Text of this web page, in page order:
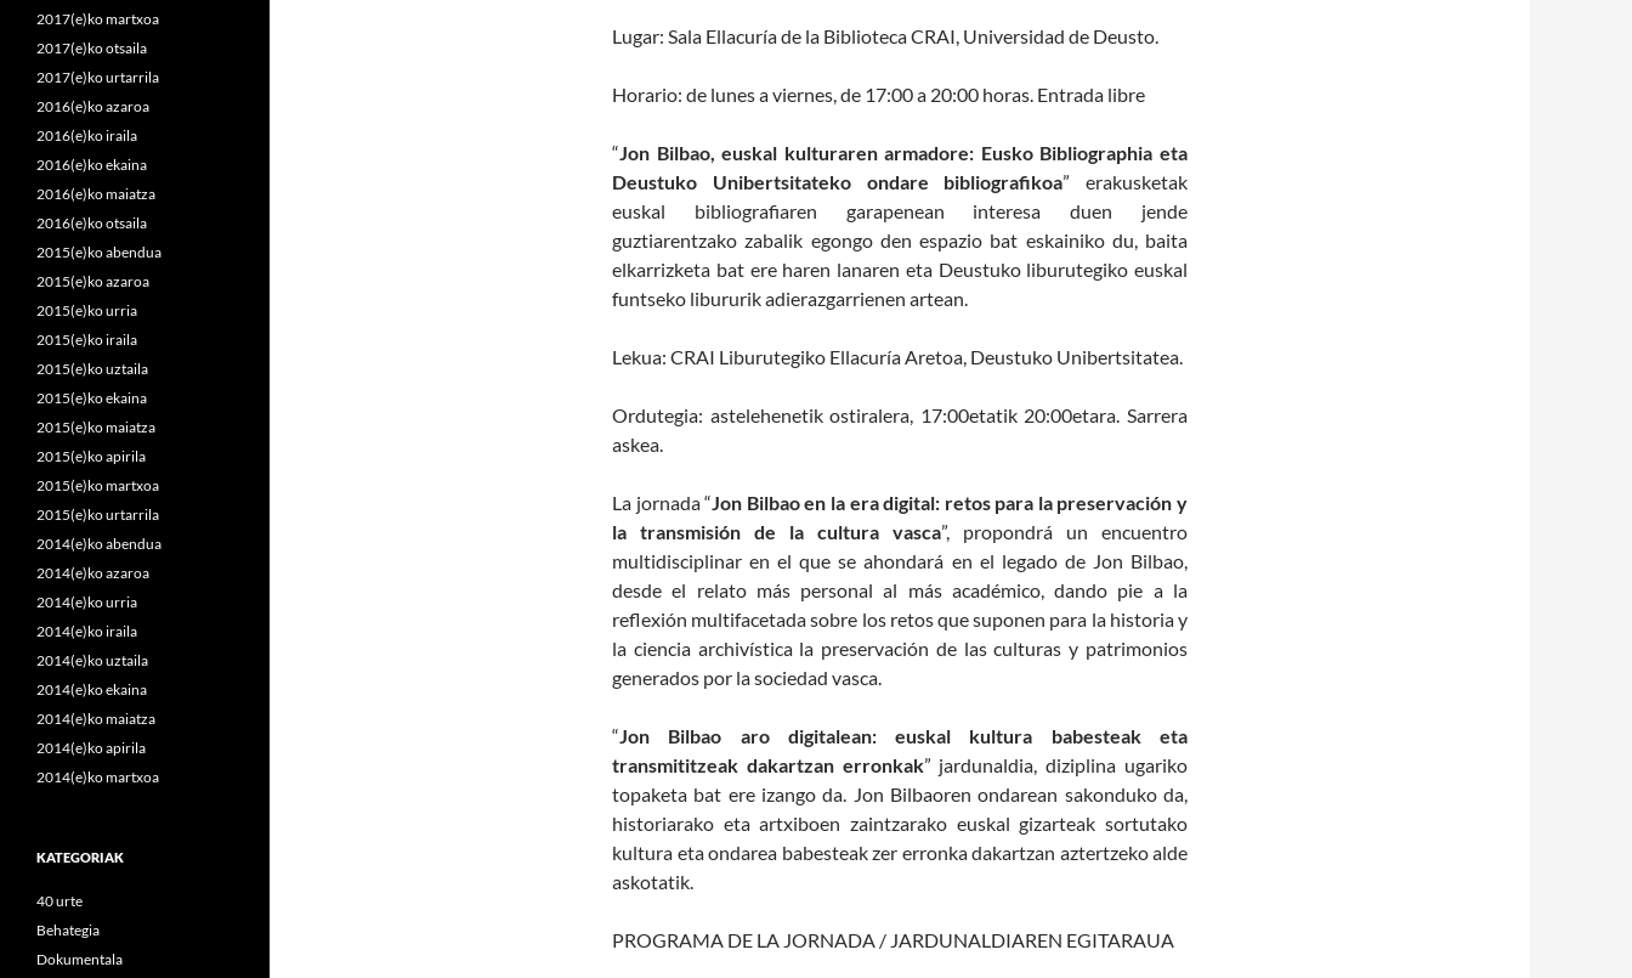
Lugar: Sala Ellacuría de la Biblioteca CRAI, Universidad de Deusto.
Horario: de lunes a viernes, de 17:00 a 20:00 horas. Entrada libre
“Jon Bilbao, euskal kulturaren armadore: Eusko Bibliographia eta
Deustuko Unibertsitateko ondare bibliografikoa” erakusketak
euskal bibliografiaren garapenean interesa duen jende
guztiarentzako zabalik egongo den espazio bat eskainiko du, baita
elkarrizketa bat ere haren lanaren eta Deustuko liburutegiko euskal
funtseko libururik adierazgarrienen artean.
Lekua: CRAI Liburutegiko Ellacuría Aretoa, Deustuko Unibertsitatea.
Ordutegia: astelehenetik ostiralera, 17:00etatik 20:00etara. Sarrera
askea.
La jornada “Jon Bilbao en la era digital: retos para la preservación y
la transmisión de la cultura vasca”, propondrá un encuentro
multidisciplinar en el que se ahondará en el legado de Jon Bilbao,
desde el relato más personal al más académico, dando pie a la
reflexión multifacetada sobre los retos que suponen para la historia y
la ciencia archivística la preservación de las culturas y patrimonios
generados por la sociedad vasca.
“Jon Bilbao aro digitalean: euskal kultura babesteak eta
transmititzeak dakartzan erronkak” jardunaldia, diziplina ugariko
topaketa bat ere izango da. Jon Bilbaoren ondarean sakonduko da,
historiarako eta artxiboen zaintzarako euskal gizarteak sortutako
kultura eta ondarea babesteak zer erronka dakartzan aztertzeko alde
askotatik.
PROGRAMA DE LA JORNADA / JARDUNALDIAREN EGITARAUA
2017(e)ko martxoa
2017(e)ko otsaila
2017(e)ko urtarrila
2016(e)ko azaroa
2016(e)ko iraila
2016(e)ko ekaina
2016(e)ko maiatza
2016(e)ko otsaila
2015(e)ko abendua
2015(e)ko azaroa
2015(e)ko urria
2015(e)ko iraila
2015(e)ko uztaila
2015(e)ko ekaina
2015(e)ko maiatza
2015(e)ko apirila
2015(e)ko martxoa
2015(e)ko urtarrila
2014(e)ko abendua
2014(e)ko azaroa
2014(e)ko urria
2014(e)ko iraila
2014(e)ko uztaila
2014(e)ko ekaina
2014(e)ko maiatza
2014(e)ko apirila
2014(e)ko martxoa
KATEGORIAK
40 urte
Behategia
Dokumentala